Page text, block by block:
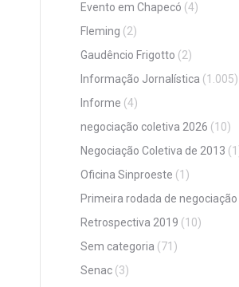
Evento em Chapecó (4)
Fleming (2)
Gaudêncio Frigotto (2)
Informação Jornalística (1.005)
Informe (4)
negociação coletiva 2026 (10)
Negociação Coletiva de 2013
Oficina Sinproeste (1)
Primeira rodada de negociação
Retrospectiva 2019 (10)
Sem categoria (71)
Senac (3)